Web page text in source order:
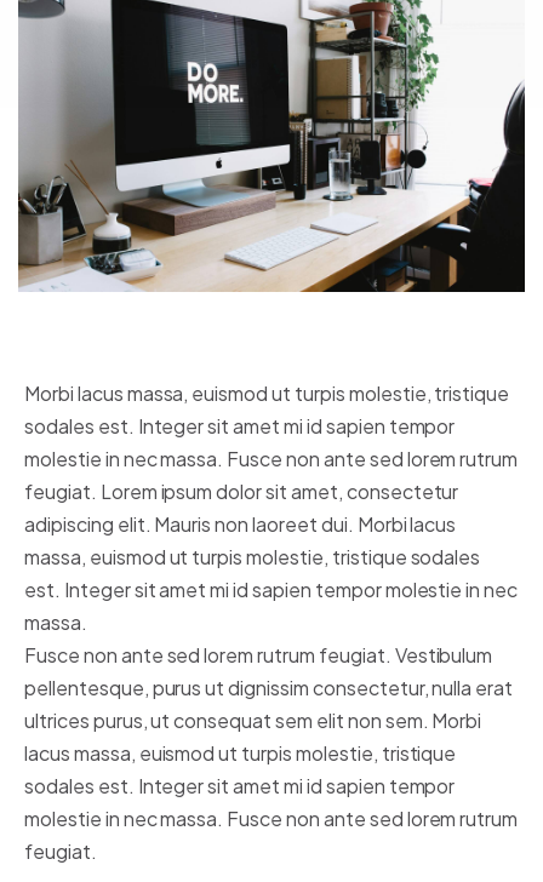
Morbi lacus massa, euismod ut turpis molestie, tristique
sodales est. Integer sit amet mi id sapien tempor
molestie in nec massa. Fusce non ante sed lorem rutrum
feugiat. Lorem ipsum dolor sit amet, consectetur
adipiscing elit. Mauris non laoreet dui. Morbi lacus
massa, euismod ut turpis molestie, tristique sodales
est. Integer sit amet mi id sapien tempor molestie in nec
massa.
Fusce non ante sed lorem rutrum feugiat. Vestibulum
pellentesque, purus ut dignissim consectetur, nulla erat
ultrices purus, ut consequat sem elit non sem. Morbi
lacus massa, euismod ut turpis molestie, tristique
sodales est. Integer sit amet mi id sapien tempor
molestie in nec massa. Fusce non ante sed lorem rutrum
feugiat.